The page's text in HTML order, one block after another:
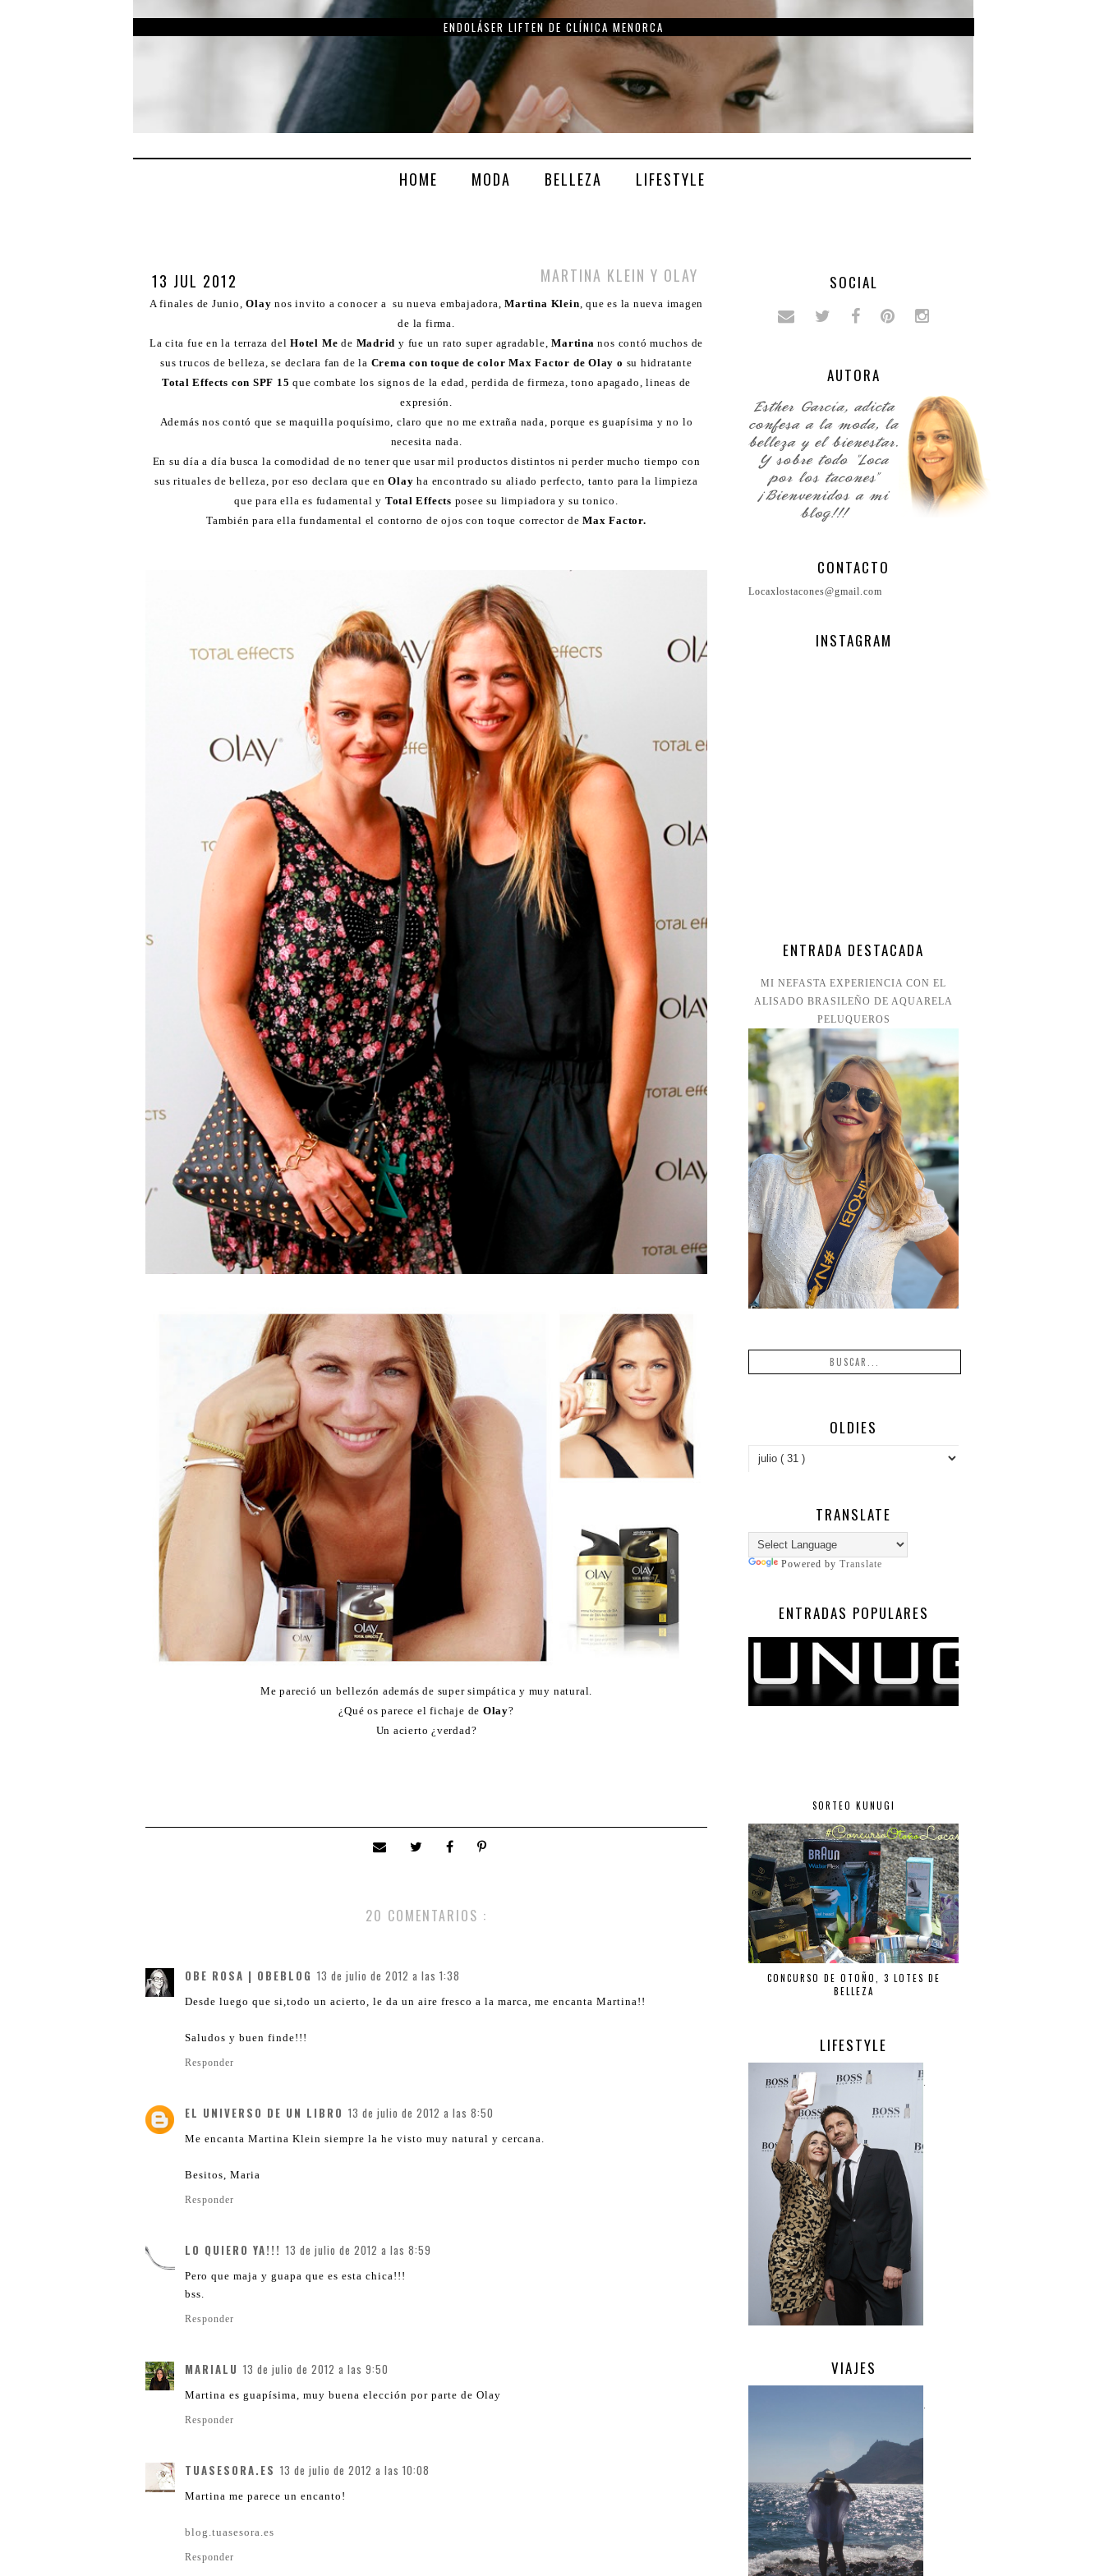
ENDOLÁSER LIFTEN DE CLÍNICA MENORCA
HOME MODA BELLEZA LIFESTYLE
13 JUL 2012 MARTINA KLEIN Y OLAY
A finales de Junio, Olaynos invito a conocer a su nueva embajadora,Martina Klein , que es la nueva imagen
de la firma.
La cita fue en la terraza delHotel Me de Madrid y fue un rato super agradable,Martina nos contó muchos de
sus trucos de belleza, se declara fan de la Crema con toque de color Max Factor de Olay o su hidratante
Total Effects con SPF 15 que combate los signos de la edad, perdida de firmeza, tono apagado, lineas de
expresión.
Además nos contó que se maquilla poquísimo, claro que no me extraña nada, porque es guapísima y no lo
necesita nada.
En su día a día busca la comodidad de no tener que usar mil productos distintos ni perder mucho tiempo con
sus rituales de belleza, por eso declara que en Olay ha encontrado su aliado perfecto, tanto para la limpieza
que para ella es fudamental y Total Effects posee su limpiadora y su tonico.
También para ella fundamental el contorno de ojos con toque corrector deMax Factor.
Me pareció un bellezón además de super simpática y muy natural.
¿Qué os parece el fichaje de Olay?
Un acierto ¿verdad?
20 COMENTARIOS :
OBE ROSA | OBEBLOG 13 de julio de 2012 a las 1:38
Desde luego que si,todo un acierto, le da un aire fresco a la marca, me encanta Martina!!
Saludos y buen finde!!!
Responder
EL UNIVERSO DE UN LIBRO 13 de julio de 2012 a las 8:50
Me encanta Martina Klein siempre la he visto muy natural y cercana.
Besitos, Maria
Responder
LO QUIERO YA!!! 13 de julio de 2012 a las 8:59
Pero que maja y guapa que es esta chica!!!
bss.
Responder
MARIALU 13 de julio de 2012 a las 9:50
Martina es guapísima, muy buena elección por parte de Olay
Responder
TUASESORA.ES 13 de julio de 2012 a las 10:08
Martina me parece un encanto!
blog.tuasesora.es
Responder
SOCIAL
AUTORA
CONTACTO
Locaxlostacones@gmail.com
INSTAGRAM
ENTRADA DESTACADA
MI NEFASTA EXPERIENCIA CON EL
ALISADO BRASILEÑO DE AQUARELA
PELUQUEROS
OLDIES
TRANSLATE
Powered by Translate
ENTRADAS POPULARES
SORTEO KUNUGI
CONCURSO DE OTOÑO, 3 LOTES DE
BELLEZA
LIFESTYLE
.
VIAJES
.